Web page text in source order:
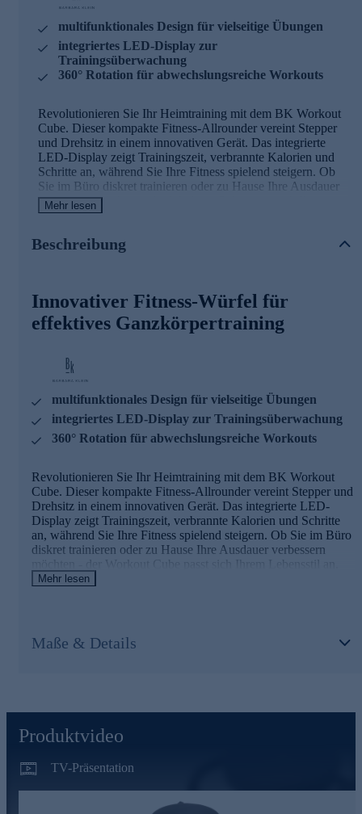
multifunktionales Design für vielseitige Übungen
integriertes LED-Display zur
Trainingsüberwachung
360° Rotation für abwechslungsreiche Workouts
Revolutionieren Sie Ihr Heimtraining mit dem BK Workout
Cube. Dieser kompakte Fitness-Allrounder vereint Stepper
und Drehsitz in einem innovativen Gerät. Das integrierte
LED-Display zeigt Trainingszeit, verbrannte Kalorien und
Schritte an, während Sie Ihre Fitness spielend steigern. Ob
Sie im Büro diskret trainieren oder zu Hause Ihre Ausdauer
verbessern möchten - der Workout Cube passt sich Ihrem
Lebensstil an. Mit 360°-Rotation und hydraulischem
ein effektives Ganzkörpertraining. Machen Sie Fitness zu
Mehr lesen
Beschreibung
Innovativer Fitness-Würfel für
effektives Ganzkörpertraining
multifunktionales Design für vielseitige Übungen
integriertes LED-Display zur Trainingsüberwachung
360° Rotation für abwechslungsreiche Workouts
Revolutionieren Sie Ihr Heimtraining mit dem BK Workout
Cube. Dieser kompakte Fitness-Allrounder vereint Stepper und
Drehsitz in einem innovativen Gerät. Das integrierte LED-
Display zeigt Trainingszeit, verbrannte Kalorien und Schritte
an, während Sie Ihre Fitness spielend steigern. Ob Sie im Büro
diskret trainieren oder zu Hause Ihre Ausdauer verbessern
möchten - der Workout Cube passt sich Ihrem Lebensstil an.
Mit 360°-Rotation und hydraulischem Stepper-Modus bietet er
Cube Ihre Gesundheit und Vitalität steigert.
Mehr lesen
Maße & Details
Produktvideo
TV-Präsentation